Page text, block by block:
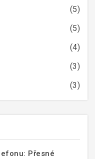
(5)
(5)
(4)
(3)
(3)
Přesné